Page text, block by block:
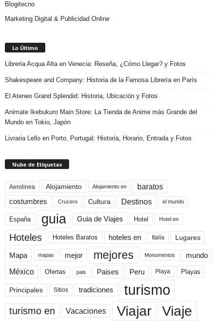
Blogitecno
Marketing Digital & Publicidad Online
Lo Último
Libreria Acqua Alta en Venecia: Reseña, ¿Cómo Llegar? y Fotos
Shakespeare and Company: Historia de la Famosa Librería en París
El Ateneo Grand Splendid: Historia, Ubicación y Fotos
Animate Ikebukuro Main Store: La Tienda de Anime más Grande del
Mundo en Tokio, Japón
Livraria Lello en Porto, Portugal: Historia, Horario, Entrada y Fotos
Nube de Etiquetas
Aerolinea Alojamiento Alojamiento en baratos
costumbres Crucero Cultura Destinos el mundo
España guia Guia de Viajes Hotel Hotel en
Hoteles Hoteles Baratos hoteles en Italia Lugares
Mapa mapas mejor mejores Monumentos mundo
México Ofertas pais Paises Peru Playa Playas
Principales Sitios tradiciones turismo
turismo en Vacaciones Viajar Viaje